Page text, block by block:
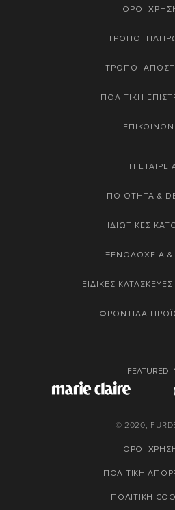
ΟΡΟΙ
ΤΡΟΠΟΙ
ΤΡΟΠΟΙ
ΠΟΛΙΤΙΚΗ
Η
ΠΟΙΟΤΗΤΑ &
ΙΔΙΩΤΙΚΕΣ
ΞΕΝΟΔΟΧΕΙΑ &
ΕΙΔΙΚΕΣ
ΦΡΟΝΤΙΔΑ
FEATURED
© 2020,
ΟΡΟΙ
ΠΟΛΙΤΙΚΗ
ΠΟΛΙΤΙΚΗ